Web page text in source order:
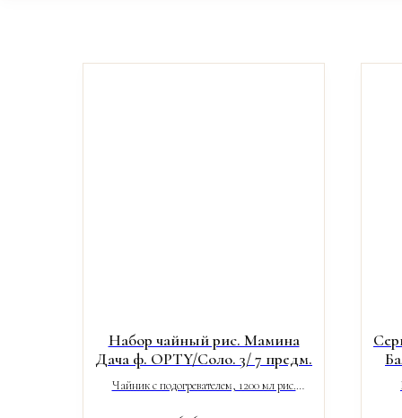
Набор чайный рис. Мамина
Дача ф. OPTY/Соло. 3/ 7 предм.
Чайник с подогревателем, 1200 мл рис.